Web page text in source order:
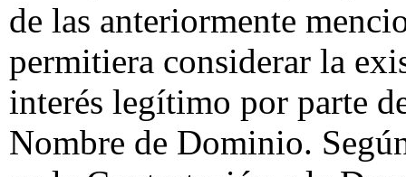
de las anteriormente
permitiera considerar la
interés legítimo por parte
Nombre de Dominio.